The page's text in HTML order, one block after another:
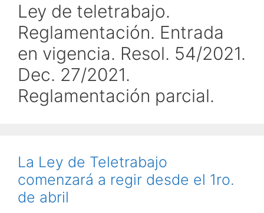
Ley de teletrabajo.
Reglamentación. Entrada
en vigencia. Resol. 54/2021.
Dec. 27/2021.
Reglamentación parcial.
La Ley de Teletrabajo
comenzará a regir desde el 1ro.
de abril